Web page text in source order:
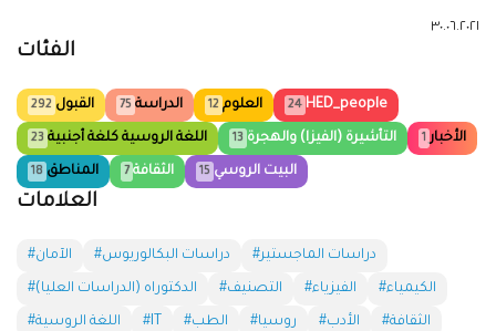
٣٠.٠٦.٢٠٢١
الفئات
القبول 292 الدراسة 75 العلوم 12 HED_people
24
اللغة الروسية كلغة أجنبية 23 التأشيرة (الفيزا) والهجرة 13 الأخبار 1
المناطق 18 الثقافة 7 البيت الروسي 15
العلامات
#الآمان #دراسات البكالوريوس #دراسات الماجستير
#الدكتوراه (الدراسات العليا) #التصنيف #الفيزياء #الكيمياء
#اللغة الروسية #IT #الطب #روسيا #الأدب #الثقافة